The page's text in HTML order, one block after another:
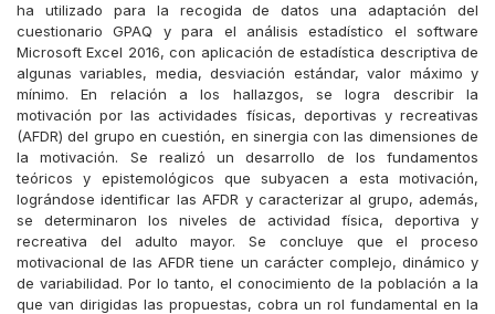
ha utilizado para la recogida de datos una adaptación del
cuestionario GPAQ y para el análisis estadístico el software
Microsoft Excel 2016, con aplicación de estadística descriptiva de
algunas variables, media, desviación estándar, valor máximo y
mínimo. En relación a los hallazgos, se logra describir la
motivación por las actividades físicas, deportivas y recreativas
(AFDR) del grupo en cuestión, en sinergia con las dimensiones de
la motivación. Se realizó un desarrollo de los fundamentos
teóricos y epistemológicos que subyacen a esta motivación,
lográndose identificar las AFDR y caracterizar al grupo, además,
se determinaron los niveles de actividad física, deportiva y
recreativa del adulto mayor. Se concluye que el proceso
motivacional de las AFDR tiene un carácter complejo, dinámico y
de variabilidad. Por lo tanto, el conocimiento de la población a la
que van dirigidas las propuestas, cobra un rol fundamental en la